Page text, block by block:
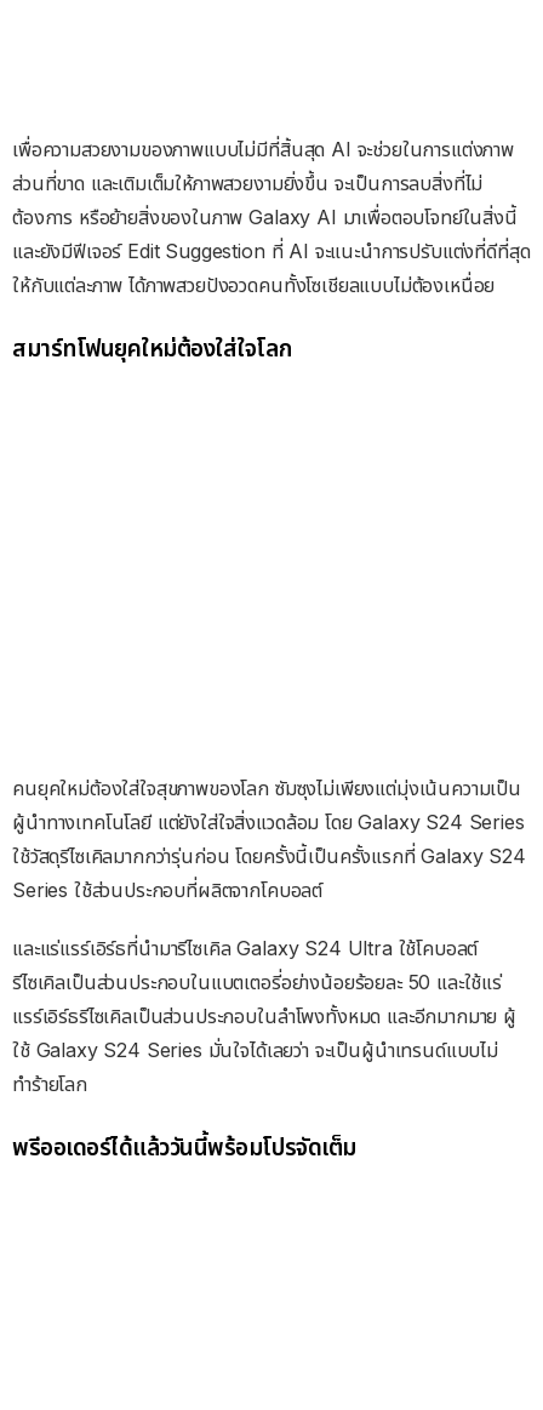
เพื่อความสวยงามของภาพแบบไม่มีที่สิ้นสุด AI จะช่วยในการแต่งภาพ
ส่วนที่ขาด และเติมเต็มให้ภาพสวยงามยิ่งขึ้น จะเป็นการลบสิ่งที่ไม่
ต้องการ หรือย้ายสิ่งของในภาพ Galaxy AI มาเพื่อตอบโจทย์ในสิ่งนี้
และยังมีฟีเจอร์ Edit Suggestion ที่ AI จะแนะนำการปรับแต่งที่ดีที่สุด
ให้กับแต่ละภาพ ได้ภาพสวยปังอวดคนทั้งโซเชียลแบบไม่ต้องเหนื่อย
สมาร์ทโฟนยุคใหม่ต้องใส่ใจโลก
คนยุคใหม่ต้องใส่ใจสุขภาพของโลก ซัมซุงไม่เพียงแต่มุ่งเน้นความเป็น
ผู้นำทางเทคโนโลยี แต่ยังใส่ใจสิ่งแวดล้อม โดย Galaxy S24 Series
ใช้วัสดุรีไซเคิลมากกว่ารุ่นก่อน โดยครั้งนี้เป็นครั้งแรกที่ Galaxy S24
Series ใช้ส่วนประกอบที่ผลิตจากโคบอลต์
และแร่แรร์เอิร์ธที่นำมารีไซเคิล Galaxy S24 Ultra ใช้โคบอลต์
รีไซเคิลเป็นส่วนประกอบในแบตเตอรี่อย่างน้อยร้อยละ 50 และใช้แร่
แรร์เอิร์ธรีไซเคิลเป็นส่วนประกอบในลำโพงทั้งหมด และอีกมากมาย ผู้
ใช้ Galaxy S24 Series มั่นใจได้เลยว่า จะเป็นผู้นำเทรนด์แบบไม่
ทำร้ายโลก
พรีออเดอร์ได้แล้ววันนี้พร้อมโปรจัดเต็ม